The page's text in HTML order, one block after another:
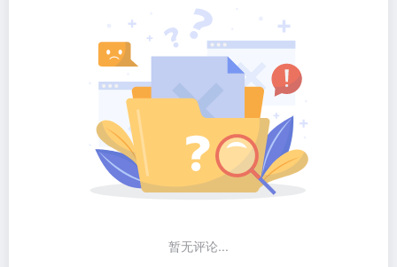
暂无评论...